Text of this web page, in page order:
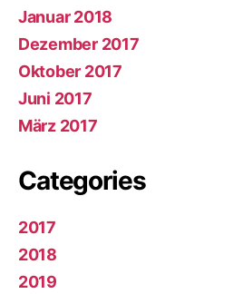
Januar 2018
Dezember 2017
Oktober 2017
Juni 2017
März 2017
Categories
2017
2018
2019